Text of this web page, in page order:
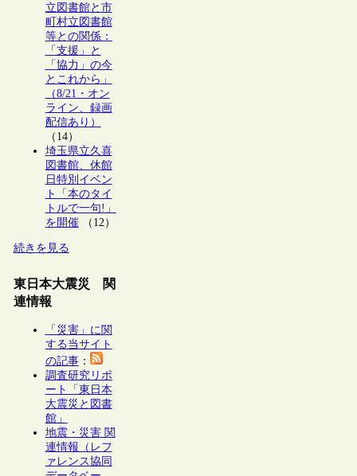
立図書館と市
町村立図書館
等との関係：
「支援」と
「協力」の今
とこれから」
（8/21・オン
ライン、録画
配信あり）
（14）
埼玉県立久喜
図書館、休館
日特別イベン
ト「本のタイ
トルで一句!」
を開催（12）
続きを見る
東日本大震災 関
連情報
「災害」に関
する当サイト
の記事：
調査研究リポ
ート「東日本
大震災と図書
館」
地震・災害 関
連情報（レフ
ァレンス協同